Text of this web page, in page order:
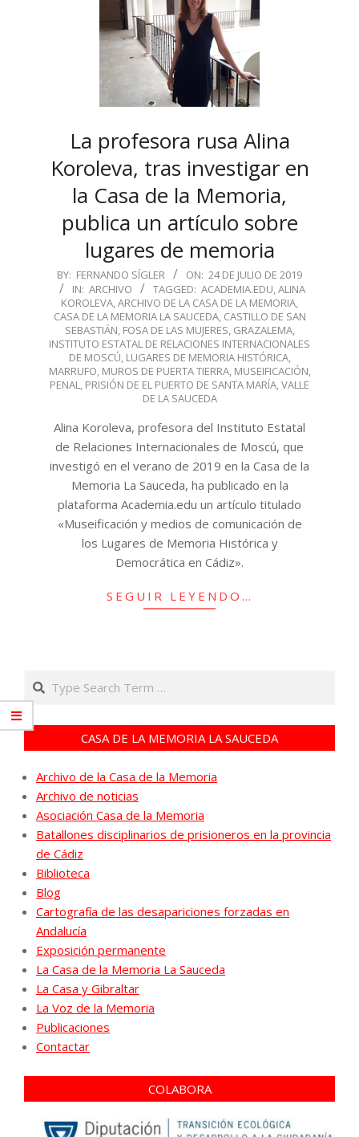
La profesora rusa Alina
Koroleva, tras investigar en
la Casa de la Memoria,
publica un artículo sobre
lugares de memoria
2019-
07-
24
BY: FERNANDO SÍGLER ON: 24 DE JULIO DE 2019
IN: ARCHIVO TAGGED: ACADEMIA.EDU,ALINA
KOROLEVA,ARCHIVO DE LA CASA DE LA MEMORIA,
CASA DE LA MEMORIA LA SAUCEDA, CASTILLO DE SAN
SEBASTIÁN, FOSA DE LAS MUJERES, GRAZALEMA,
INSTITUTO ESTATAL DE RELACIONES INTERNACIONALES
DE MOSCÚ, LUGARES DE MEMORIA HISTÓRICA,
MARRUFO, MUROS DE PUERTA TIERRA, MUSEIFICACIÓN,
PENAL, PRISIÓN DE EL PUERTO DE SANTA MARÍA,VALLE
DE LA SAUCEDA
Alina Koroleva, profesora del Instituto Estatal
de Relaciones Internacionales de Moscú, que
investigó en el verano de 2019 en la Casa de la
Memoria La Sauceda, ha publicado en la
plataforma Academia.edu un artículo titulado
«Museificación y medios de comunicación de
los Lugares de Memoria Histórica y
Democrática en Cádiz».
SEGUIR LEYENDO…
Search
CASA DE LA MEMORIA LA SAUCEDA
Archivo de la Casa de la Memoria
Archivo de noticias
Asociación Casa de la Memoria
Batallones disciplinarios de prisioneros en la provincia
de Cádiz
Biblioteca
Blog
Cartografía de las desapariciones forzadas en
Andalucía
Exposición permanente
La Casa de la Memoria La Sauceda
La Casa y Gibraltar
La Voz de la Memoria
Publicaciones
Contactar
COLABORA